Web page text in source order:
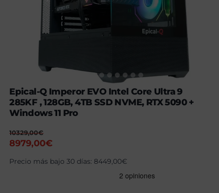
Epical-Q Imperor EVO Intel Core Ultra 9
285KF , 128GB, 4TB SSD NVME, RTX 5090 +
Windows 11 Pro
10329,00€
El
original
8979,00€
actual
Precio más bajo 30 días: 8449,00€